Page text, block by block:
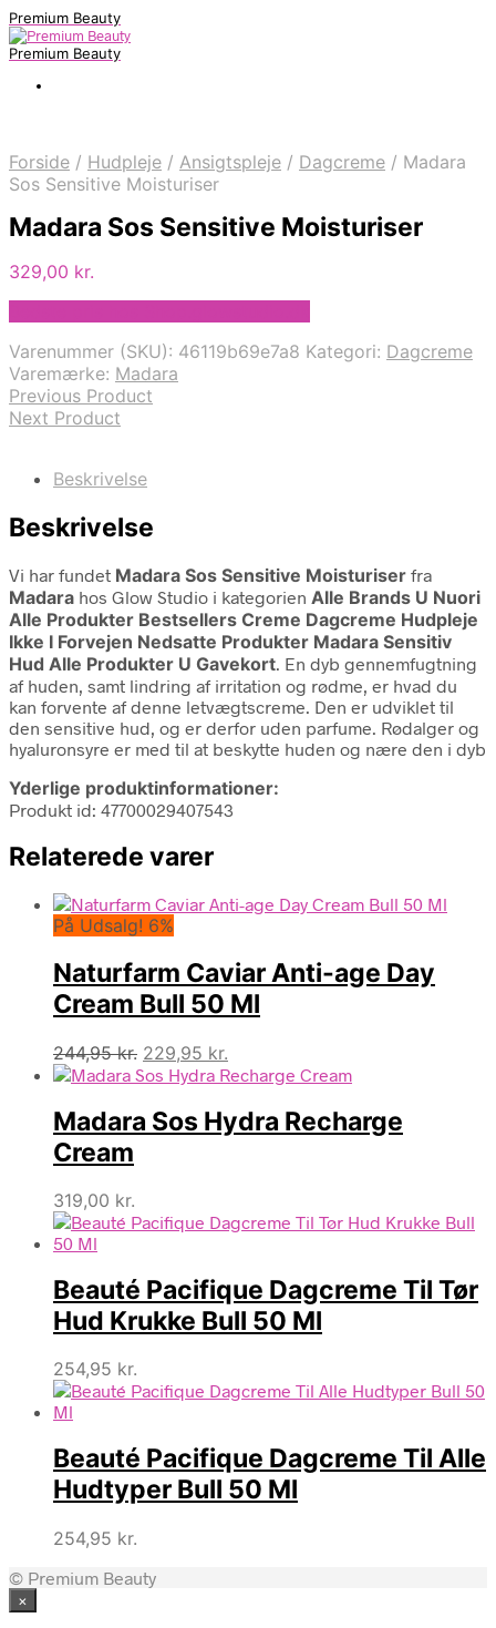
Premium Beauty
Premium Beauty
Forside / Hudpleje / Ansigtspleje / Dagcreme / Madara
Sos Sensitive Moisturiser
Madara Sos Sensitive Moisturiser
329,00 kr.
Varenummer (SKU): 46119b69e7a8 Kategori: Dagcreme
Varemærke: Madara
Previous Product
Next Product
Beskrivelse
Beskrivelse
Vi har fundet Madara Sos Sensitive Moisturiser fra
Madara hos Glow Studio i kategorien Alle Brands U Nuori
Alle Produkter Bestsellers Creme Dagcreme Hudpleje
Ikke I Forvejen Nedsatte Produkter Madara Sensitiv
Hud Alle Produkter U Gavekort. En dyb gennemfugtning
af huden, samt lindring af irritation og rødme, er hvad du
kan forvente af denne letvægtscreme. Den er udviklet til
den sensitive hud, og er derfor uden parfume. Rødalger og
hyaluronsyre er med til at beskytte huden og nære den i dyb
Yderlige produktinformationer:
Produkt id: 47700029407543
Relaterede varer
På Udsalg! 6%
Naturfarm Caviar Anti-age Day
Cream Bull 50 Ml
244,95kr. Den
oprindelige
var:
244,95 kr..
229,95 kr.
aktuelle
er:
229,95 kr..
Madara Sos Hydra Recharge
Cream
319,00 kr.
Beauté Pacifique Dagcreme Til Tør
Hud Krukke Bull 50 Ml
254,95 kr.
Beauté Pacifique Dagcreme Til Alle
Hudtyper Bull 50 Ml
254,95 kr.
© Premium Beauty
×